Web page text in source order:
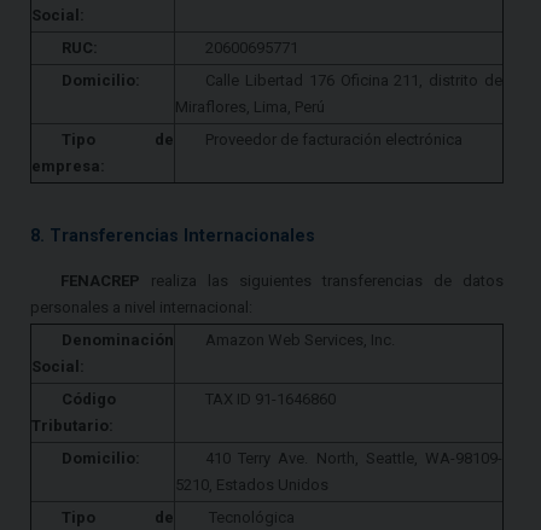
Social:
RUC:
20600695771
Domicilio:
Calle Libertad 176 Oficina 211, distrito de
Miraflores, Lima, Perú
Tipo de
empresa:
Proveedor de facturación electrónica
8. Transferencias Internacionales
FENACREP realiza las siguientes transferencias de datos
personales a nivel internacional:
Denominación
Social:
Amazon Web Services, Inc.
Código
Tributario:
TAX ID 91-1646860
Domicilio:
410 Terry Ave. North, Seattle, WA-98109-
5210, Estados Unidos
Tipo de
Tecnológica